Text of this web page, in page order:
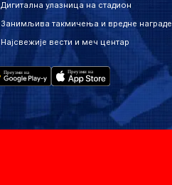
Дигитална улазница на стадион
Занимљива такмичења и вредне награде
Најсвежије вести и меч центар